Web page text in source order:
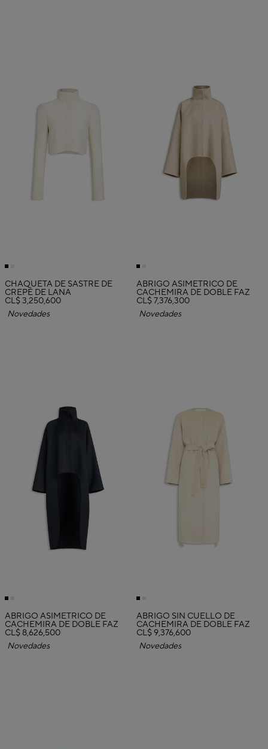
CHAQUETA DE SASTRE DE
CREPÉ DE LANA
CL$ 3,250,600
Novedades
ABRIGO ASIMÉTRICO DE
CACHEMIRA DE DOBLE FAZ
CL$ 7,376,300
Novedades
ABRIGO ASIMÉTRICO DE
CACHEMIRA DE DOBLE FAZ
CL$ 8,626,500
Novedades
ABRIGO SIN CUELLO DE
CACHEMIRA DE DOBLE FAZ
CL$ 9,376,600
Novedades